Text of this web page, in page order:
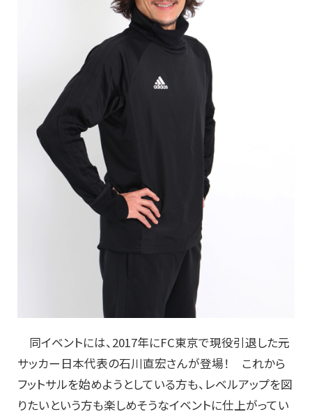
同イベントには、2017年にFC東京で現役引退した元
サッカー日本代表の石川直宏さんが登場！ これから
フットサルを始めようとしている方も、レベルアップを図
りたいという方も楽しめそうなイベントに仕上がってい